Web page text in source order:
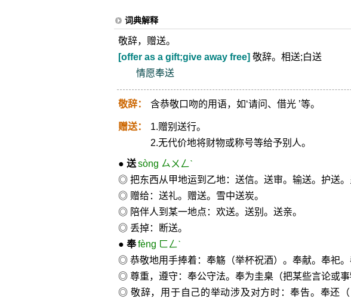
词典解释
敬辞，赠送。
[offer as a gift;give away free] 敬辞。相送;白送
情愿奉送
敬辞： 含恭敬口吻的用语，如‘请问、借光 ’等。
赠送：
1.赠别送行。
2.无代价地将财物或称号等给予别人。
● 送 sòng ㄙㄨㄥˋ
◎ 把东西从甲地运到乙地：送信。送审。输送。护送。
◎ 赠给：送礼。赠送。雪中送炭。
◎ 陪伴人到某一地点：欢送。送别。送亲。
◎ 丢掉：断送。
● 奉 fèng ㄈㄥˋ
◎ 恭敬地用手捧着：奉觞（举杯祝酒）。奉献。奉祀。
◎ 尊重，遵守：奉公守法。奉为圭臬（把某些言论或
◎ 敬辞，用于自己的举动涉及对方时：奉告。奉还（